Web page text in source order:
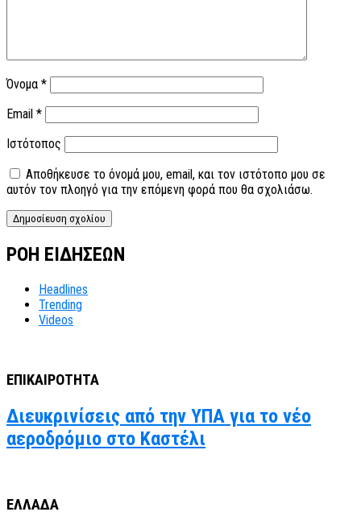
Όνομα *
Email *
Ιστότοπος
Αποθήκευσε το όνομά μου, email, και τον ιστότοπο μου σε
αυτόν τον πλοηγό για την επόμενη φορά που θα σχολιάσω.
ΡΟΗ ΕΙΔΗΣΕΩΝ
Headlines
Trending
Videos
ΕΠΙΚΑΙΡΟΤΗΤΑ
Διευκρινίσεις από την ΥΠΑ για το νέο
αεροδρόμιο στο Καστέλι
ΕΛΛΑΔΑ